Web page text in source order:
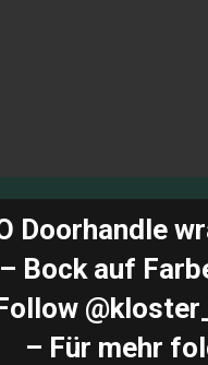
Doorhandle
Bock auf
– Für mehr